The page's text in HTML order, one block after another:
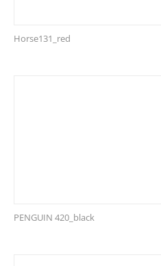
Horse131_red
PENGUIN 420_black